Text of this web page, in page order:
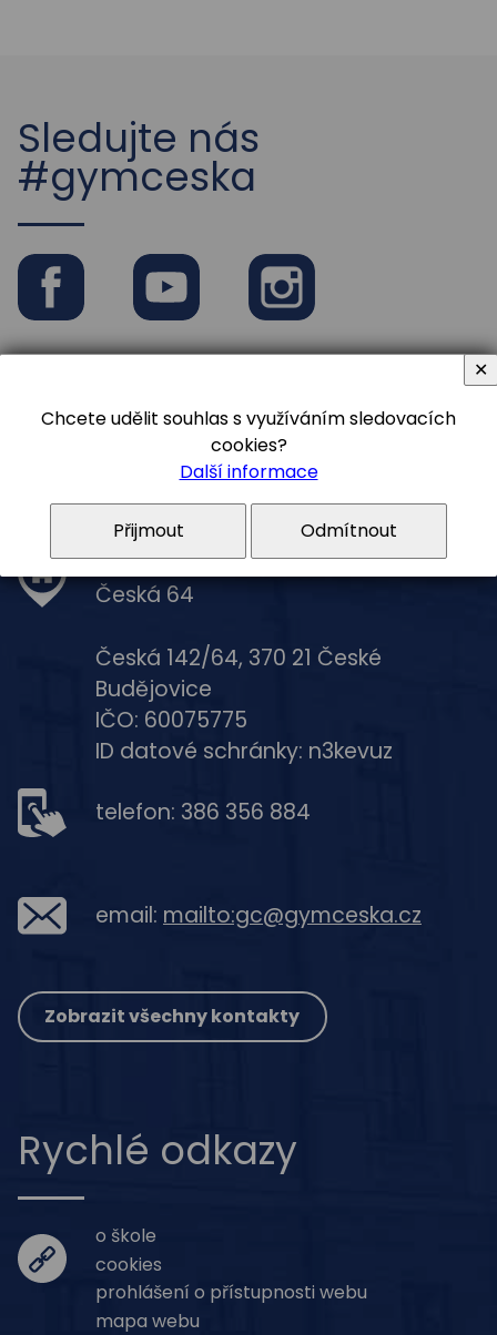
Sledujte nás
#gymceska
Kontakty
Gymnázium, České Budějovice,
Česká 64
Česká 142/64, 370 21 České
Budějovice
IČO: 60075775
ID datové schránky: n3kevuz
telefon: 386 356 884
email: mailto:gc@gymceska.cz
Zobrazit všechny kontakty
Rychlé odkazy
o škole
cookies
prohlášení o přístupnosti webu
mapa webu
Chcete udělit souhlas s využíváním sledovacích
cookies?
Další informace
Přijmout Odmítnout
✕